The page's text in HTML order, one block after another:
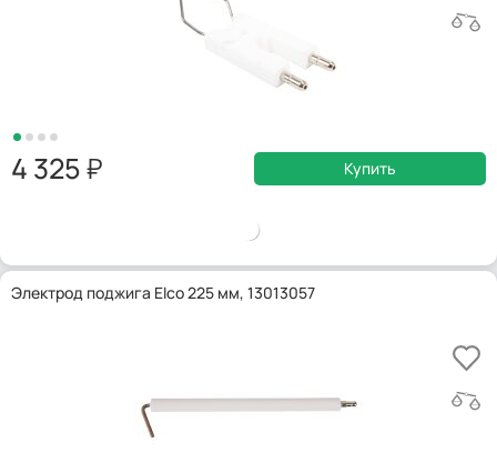
4 325 Купить
Электрод поджига Elco 225 мм, 13013057